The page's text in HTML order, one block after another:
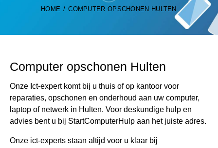
HOME COMPUTER OPSCHONEN HULTEN
Computer opschonen Hulten
Onze Ict-expert komt bij u thuis of op kantoor voor
reparaties, opschonen en onderhoud aan uw computer,
laptop of netwerk in Hulten. Voor deskundige hulp en
advies bent u bij StartComputerHulp aan het juiste adres.
Onze ict-experts staan altijd voor u klaar bij